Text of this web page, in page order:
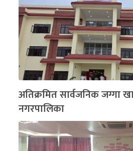
अतिक्रमित सार्वजनिक जग्गा
नगरपालिका